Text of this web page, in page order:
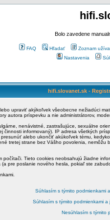
Bolo zavedene
FAQ Hľadať Zoznam
Nastavenia
hifi.slovanet.sk -
upraviť akýkoľvek všeobecne nežiadúci
autora príspevku a nie administrátorov,
nenávistné, zastrašujúce, sexuálne
informovaný). IP adresa všetkých
alebo ukončiť akúkoľvek tému,
tretej strane bez Vášho povolenia,
Tieto cookies neobsahujú žiadne
pre poslanie nového hesla, pokiaľ ste
Súhlasím s týmito podmienkami
Súhlasím s týmito podmienkami a
Nesúhlasím s týmito